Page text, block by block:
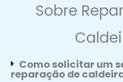
Sobre
Como solicitar um
reparação de